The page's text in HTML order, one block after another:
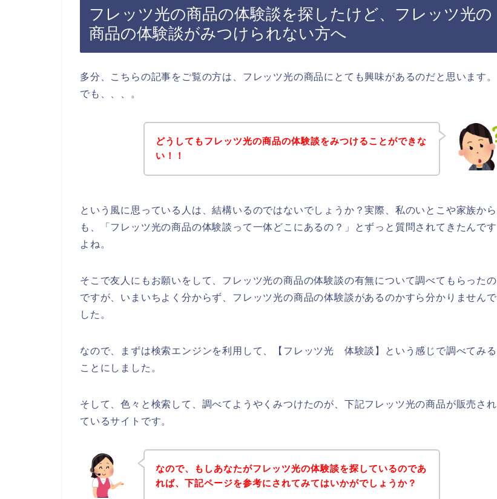
フレッツ光の商品の体験談を探したけど、フレッツ光の
商品の体験談がみつけられない方へ
多分、こちらの記事をご覧の方は、フレッツ光の商品にとても興味があるのだと思います。
でも、、、。
どうしてもフレッツ光の商品の体験談をみつけることができな
い！！
という風に思っている人は、結構いるのではないでしょうか？実際、私のいとこや家族から
も、「フレッツ光の商品の体験談って一体どこにあるの？」とずっと質問されてきたんです
よね。
そこで友人にもお願いをして、フレッツ光の商品の体験談の有無について調べてもらったの
ですが、いまいちよく分からず、フレッツ光の商品の体験談があるのかすら分かりませんで
した。
なので、まずは検索エンジンを利用して、【フレッツ光 体験談】という感じで調べてみる
ことにしました。
そして、色々と検索して、調べてようやくみつけたのが、下記フレッツ光の商品が販売され
ているサイトです。
なので、もしあなたがフレッツ光の体験談を探しているのであ
れば、下記ページを参考にされてみてはいかがでしょうか？